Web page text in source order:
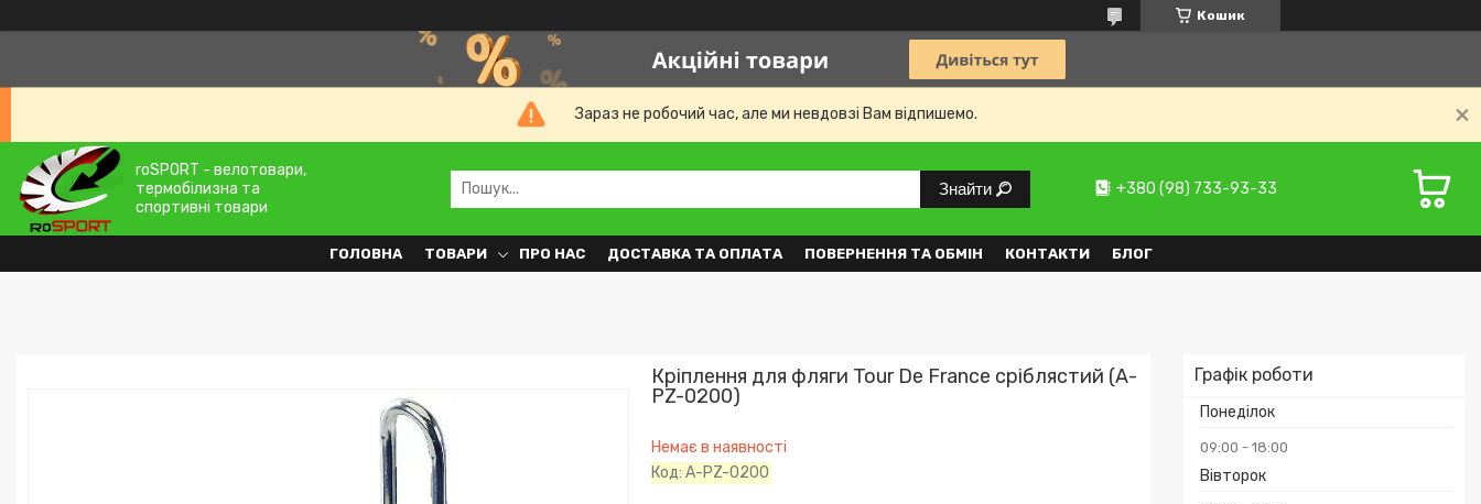
Кошик
Зараз не робочий час, але ми невдовзі Вам відпишемо.
roSPORT - велотовари,
термобілизна та
спортивні товари
Знайти +380 (98) 733-93-33
ГОЛОВНА ТОВАРИ ПРО НАС ДОСТАВКА ТА ОПЛАТА ПОВЕРНЕННЯ ТА ОБМІН КОНТАКТИ БЛОГ
Графік роботи
Понеділок
09:00 18:00
Вівторок
Кріплення для фляги Tour De France сріблястий (A-
PZ-0200)
Немає в наявності
Код:A-PZ-0200